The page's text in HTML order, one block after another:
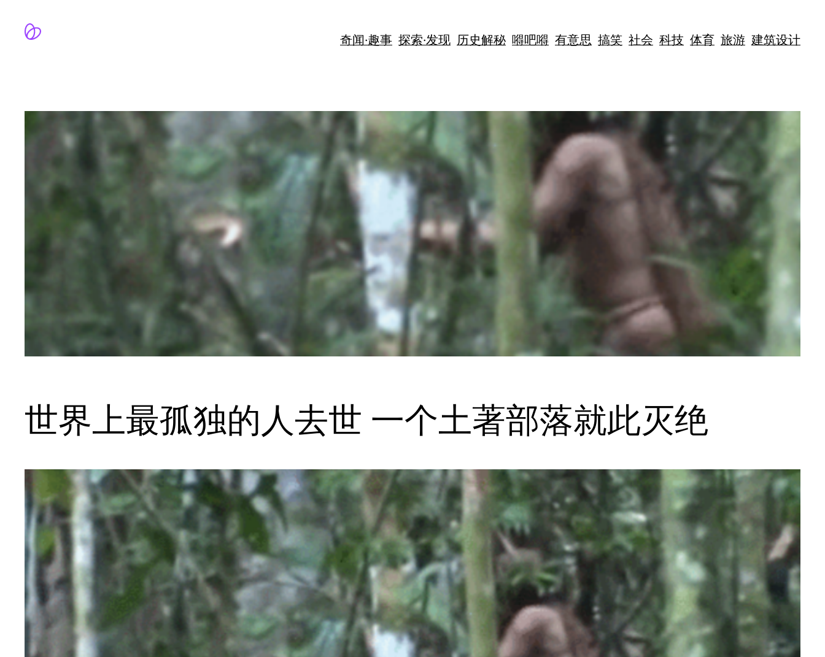
奇闻·趣事 探索·发现 历史解秘 嘚吧嘚 有意思 搞笑 社会 科技 体育 旅游 建筑设计
世界上最孤独的人去世 一个土著部落就此灭绝